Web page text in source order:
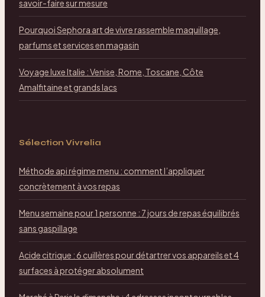
savoir-faire sur mesure
Pourquoi Sephora art de vivre rassemble maquillage,
parfums et services en magasin
Voyage luxe Italie : Venise, Rome, Toscane, Côte
Amalfitaine et grands lacs
Sélection Vivrelia
Méthode api régime menu : comment l’appliquer
concrètement à vos repas
Menu semaine pour 1 personne : 7 jours de repas équilibrés
sans gaspillage
Acide citrique : 6 cuillères pour détartrer vos appareils et 4
surfaces à protéger absolument